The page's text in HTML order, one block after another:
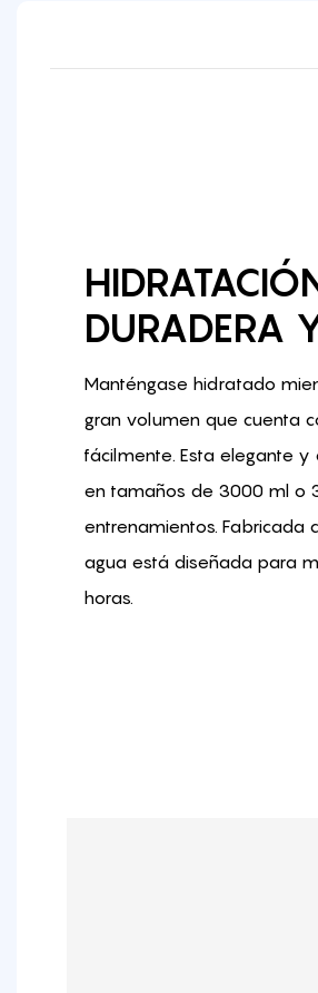
DURADERA
Manténgase hidratado
gran volumen que cuenta
fácilmente. Esta elegante
en tamaños de 3000 ml o
entrenamientos.
agua está diseñada para
horas.